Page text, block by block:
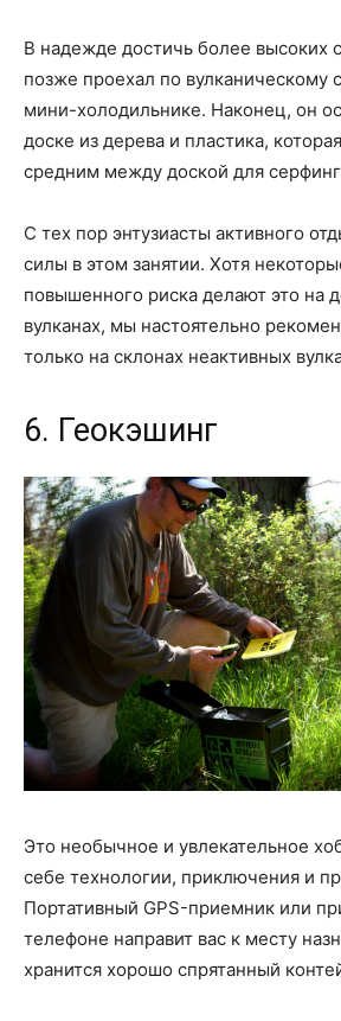
В надежде достичь более высоких
позже проехал по вулканическому
мини-холодильнике. Наконец, он
доске из дерева и пластика,
средним между доской для
С тех пор энтузиасты активного
силы в этом занятии. Хотя
повышенного риска делают это на
вулканах, мы настоятельно
только на склонах неактивных
6. Геокэшинг
Это необычное и увлекательное
себе технологии, приключения и
Портативный GPS-приемник или
телефоне направит вас к месту
хранится хорошо спрятанный